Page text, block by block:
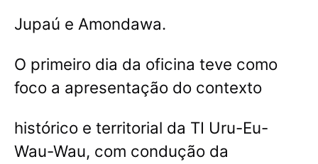
Jupaú e Amondawa.
O primeiro dia da oficina teve como
foco a apresentação do contexto
histórico e territorial da TI Uru-Eu-
Wau-Wau, com condução da